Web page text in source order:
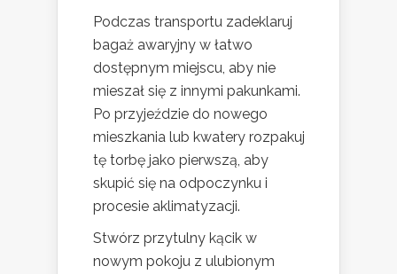
Podczas transportu zadeklaruj
bagaż awaryjny w łatwo
dostępnym miejscu, aby nie
mieszał się z innymi pakunkami.
Po przyjeździe do nowego
mieszkania lub kwatery rozpakuj
tę torbę jako pierwszą, aby
skupić się na odpoczynku i
procesie aklimatyzacji.
Stwórz przytulny kącik w
nowym pokoju z ulubionym